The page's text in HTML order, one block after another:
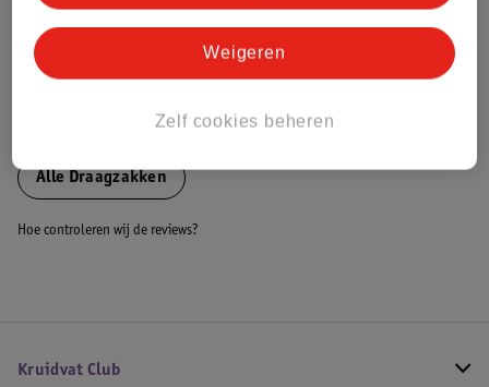
Bestel & Bezorginformatie
Alle Draagzakken
Hoe controleren wij de reviews?
Kruidvat Club
Zelf cookies beheren
Weigeren